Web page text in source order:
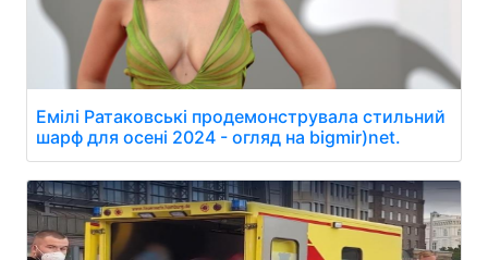
Емілі Ратаковські продемонструвала стильний
шарф для осені 2024 - огляд на bigmir)net.